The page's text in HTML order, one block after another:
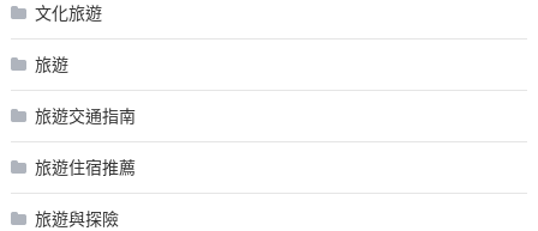
文化旅遊
旅遊
旅遊交通指南
旅遊住宿推薦
旅遊與探險